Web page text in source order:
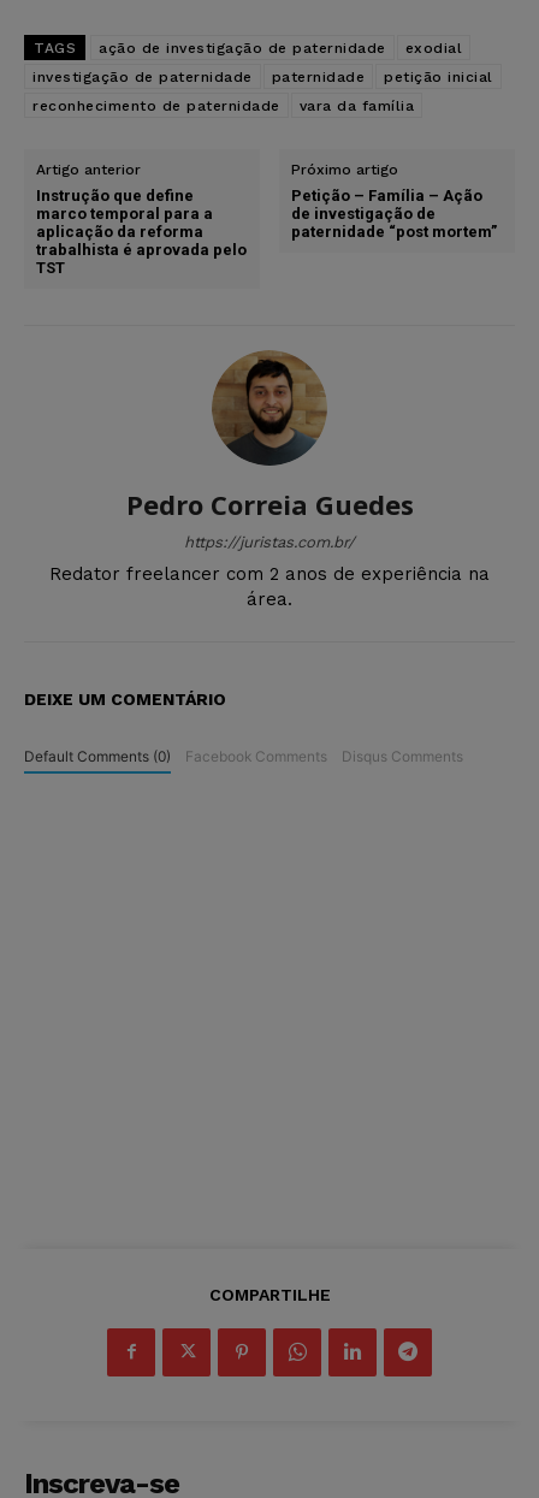
TAGS ação de investigação de paternidade
exodial
investigação de paternidade
paternidade
petição inicial
reconhecimento de paternidade
vara da família
Artigo anterior
Instrução que define
marco temporal para a
aplicação da reforma
trabalhista é aprovada pelo
TST
Próximo artigo
Petição – Família – Ação
de investigação de
paternidade “post mortem”
Pedro Correia Guedes
https://juristas.com.br/
Redator freelancer com 2 anos de experiência na
área.
DEIXE UM COMENTÁRIO
Default Comments (0) Facebook Comments Disqus Comments
COMPARTILHE
Inscreva-se